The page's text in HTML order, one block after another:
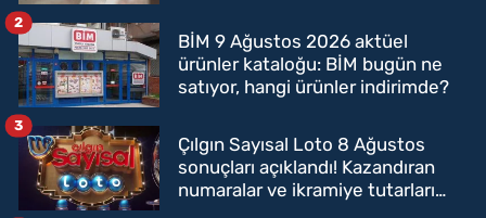
BİM 9 Ağustos 2026 aktüel
ürünler kataloğu: BİM bugün ne
satıyor, hangi ürünler indirimde?
2
Çılgın Sayısal Loto 8 Ağustos
sonuçları açıklandı! Kazandıran
numaralar ve ikramiye tutarları
3